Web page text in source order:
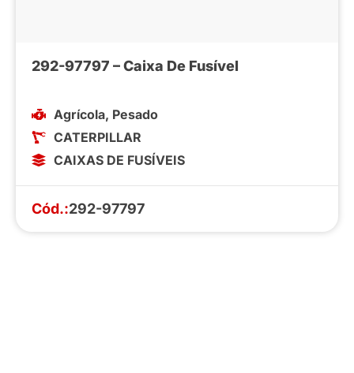
292-97797 – Caixa De Fusível
Agrícola, Pesado
CATERPILLAR
CAIXAS DE FUSÍVEIS
Cód.:292-97797